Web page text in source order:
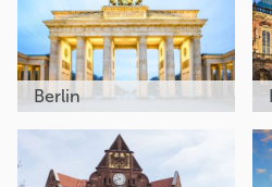
Berlin